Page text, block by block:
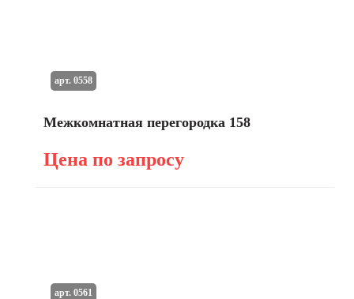
Межкомнатная перегородка 158
Цена по запросу
арт. 0558
арт. 0561